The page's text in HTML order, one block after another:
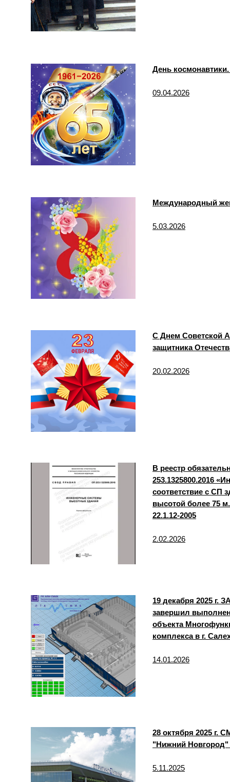
С Днем Советской
защитника
20.02.2026
Международный
5.03.2026
День космонавтики.
09.04.2026
28 октября 2025 г.
"Нижний
5.11.2025
19 декабря 2025 г.
завершил
объекта
комплекса в г.
14.01.2026
В реестр
253.1325800.2016
соответствие с СП
высотой более 75
22.1.12-2005
2.02.2026